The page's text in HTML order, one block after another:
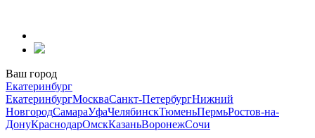
содержанию
Ваш город
Екатеринбург
ЕкатеринбургМоскваСанкт-ПетербургНижний
НовгородСамараУфаЧелябинскТюменьПермьРостов-на-
ДонуКраснодарОмскКазаньВоронежСочи